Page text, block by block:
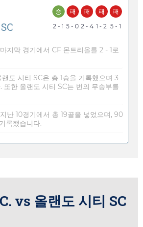
승
2 - 1
패
5 - 0
패
2 - 4
패
1 - 2
패
5 - 1
지막 경기에서 CF 몬트리올를 2 - 1로
도 시티 SC은 총 1승을 기록했으며 3
또한 올랜도 시티 SC는 번의 무승부를
난 10경기에서 총 19골을 넣었으며, 90
록했습니다.
vs 올랜도 시티 SC